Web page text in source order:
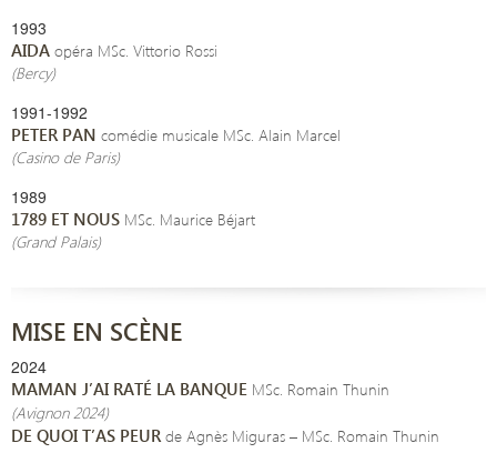
1993
AIDA opéra MSc. Vittorio Rossi
(Bercy)
1991-1992
PETER PAN comédie musicale MSc. Alain Marcel
(Casino de Paris)
1989
1789 ET NOUS MSc. Maurice Béjart
(Grand Palais)
MISE EN SCÈNE
2024
MAMAN J’AI RATÉ LA BANQUE MSc. Romain Thunin
(Avignon 2024)
DE QUOI T’AS PEUR de Agnès Miguras – MSc. Romain Thunin